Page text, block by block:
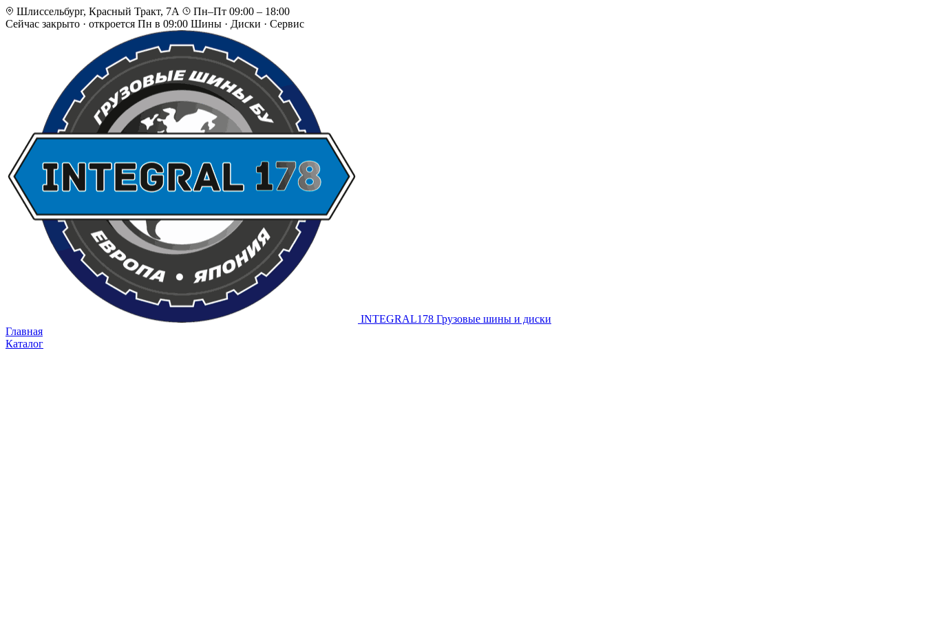
Шлиссельбург, Красный Тракт, 7А
Пн–Пт 09:00 – 18:00
Сейчас закрыто · откроется Пн в 09:00 Шины · Диски · Сервис
INTEGRAL178 Грузовые шины и диски
Главная
Каталог